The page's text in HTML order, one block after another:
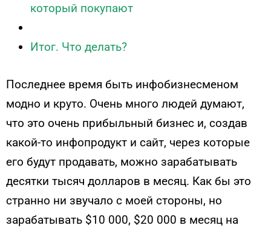
который покупают
Итог. Что делать?
Последнее время быть инфобизнесменом
модно и круто. Очень много людей думают,
что это очень прибыльный бизнес и, создав
какой-то инфопродукт и сайт, через которые
его будут продавать, можно зарабатывать
десятки тысяч долларов в месяц. Как бы это
странно ни звучало с моей стороны, но
зарабатывать $10 000, $20 000 в месяц на